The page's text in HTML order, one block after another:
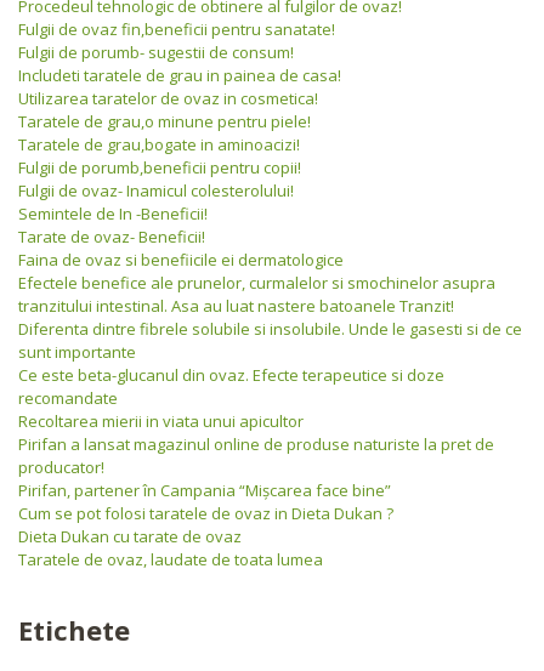
Procedeul tehnologic de obtinere al fulgilor de ovaz!
Fulgii de ovaz fin,beneficii pentru sanatate!
Fulgii de porumb- sugestii de consum!
Includeti taratele de grau in painea de casa!
Utilizarea taratelor de ovaz in cosmetica!
Taratele de grau,o minune pentru piele!
Taratele de grau,bogate in aminoacizi!
Fulgii de porumb,beneficii pentru copii!
Fulgii de ovaz- Inamicul colesterolului!
Semintele de In -Beneficii!
Tarate de ovaz- Beneficii!
Faina de ovaz si benefiicile ei dermatologice
Efectele benefice ale prunelor, curmalelor si smochinelor asupra
tranzitului intestinal. Asa au luat nastere batoanele Tranzit!
Diferenta dintre fibrele solubile si insolubile. Unde le gasesti si de ce
sunt importante
Ce este beta-glucanul din ovaz. Efecte terapeutice si doze
recomandate
Recoltarea mierii in viata unui apicultor
Pirifan a lansat magazinul online de produse naturiste la pret de
producator!
Pirifan, partener în Campania “Mişcarea face bine”
Cum se pot folosi taratele de ovaz in Dieta Dukan ?
Dieta Dukan cu tarate de ovaz
Taratele de ovaz, laudate de toata lumea
Etichete